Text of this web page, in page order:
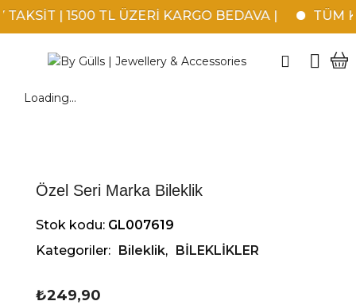
| 1500 TL ÜZERİ KARGO BEDAVA | TÜM
Loading...
Özel Seri Marka Bileklik
Stok kodu: GL007619
Kategoriler: Bileklik, BİLEKLİKLER
₺249,90